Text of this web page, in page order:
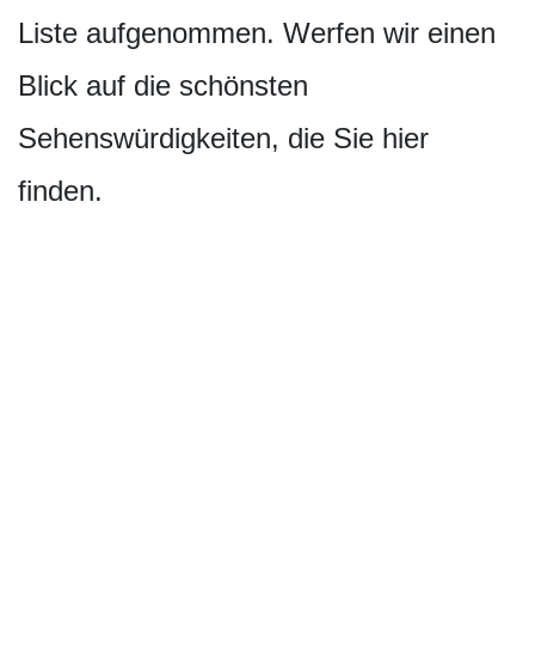
Liste aufgenommen. Werfen wir einen
Blick auf die schönsten
Sehenswürdigkeiten, die Sie hier
finden.